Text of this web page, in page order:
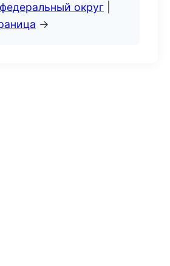
округ
→